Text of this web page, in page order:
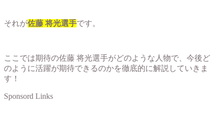
それが佐藤 将光選手です。
ここでは期待の佐藤 将光選手がどのような人物で、今後ど
のように活躍が期待できるのかを徹底的に解説していきま
す！
Sponsord Links